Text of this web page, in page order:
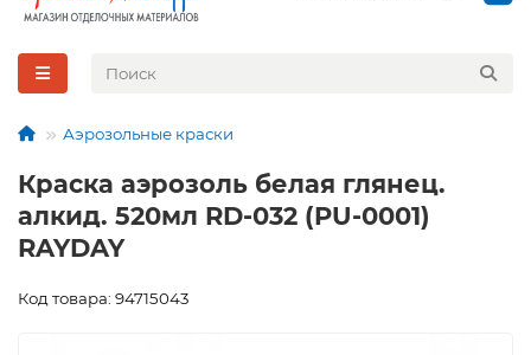
Аэрозольные краски
Краска аэрозоль белая глянец.
алкид. 520мл RD-032 (PU-0001)
RAYDAY
Код товара: 94715043